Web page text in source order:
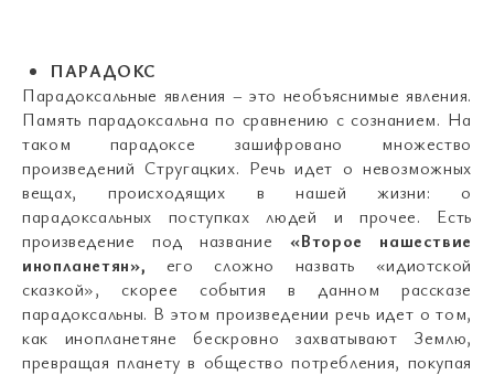
ПАРАДОКС
Парадоксальные явления – это необъяснимые явления.
Память парадоксальна по сравнению с сознанием. На
таком парадоксе зашифровано множество
произведений Стругацких. Речь идет о невозможных
вещах, происходящих в нашей жизни: о
парадоксальных поступках людей и прочее. Есть
произведение под название «Второе нашествие
инопланетян», его сложно назвать «идиотской
сказкой», скорее события в данном рассказе
парадоксальны. В этом произведении речь идет о том,
как инопланетяне бескровно захватывают Землю,
превращая планету в общество потребления, покупая